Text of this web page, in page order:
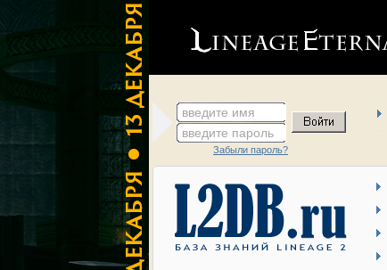
введите имя
введите пароль
Забыли пароль?